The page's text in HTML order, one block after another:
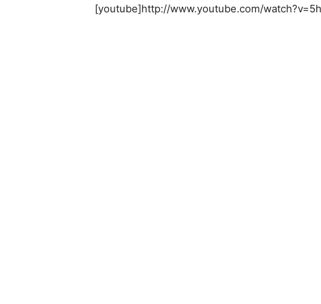
[youtube]http://www.youtube.com/